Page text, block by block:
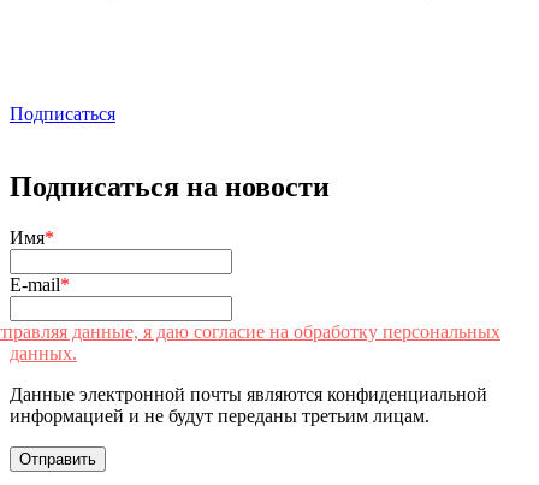
Подписаться
Подписаться на новости
Имя*
E-mail*
данные, я даю согласие на обработку персональных
данных.
Данные электронной почты являются конфиденциальной
информацией и не будут переданы третьим лицам.